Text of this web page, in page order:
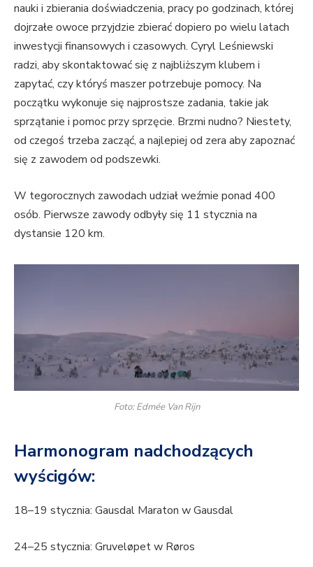
nauki i zbierania doświadczenia, pracy po godzinach, której
dojrzałe owoce przyjdzie zbierać dopiero po wielu latach
inwestycji finansowych i czasowych. Cyryl Leśniewski
radzi, aby skontaktować się z najbliższym klubem i
zapytać, czy któryś maszer potrzebuje pomocy. Na
początku wykonuje się najprostsze zadania, takie jak
sprzątanie i pomoc przy sprzęcie. Brzmi nudno? Niestety,
od czegoś trzeba zacząć, a najlepiej od zera aby zapoznać
się z zawodem od podszewki.
W tegorocznych zawodach udział weźmie ponad 400
osób. Pierwsze zawody odbyły się 11 stycznia na
dystansie 120 km.
Foto: Edmée Van Rijn
Harmonogram nadchodzących
wyścigów:
18–19 stycznia: Gausdal Maraton w Gausdal
24–25 stycznia: Gruveløpet w Røros